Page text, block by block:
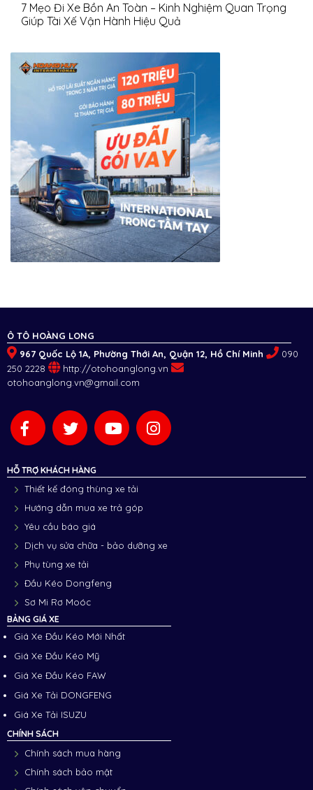
7 Mẹo Đi Xe Bồn An Toàn – Kinh Nghiệm Quan Trọng
Giúp Tài Xế Vận Hành Hiệu Quả
Ô TÔ HOÀNG LONG
967 Quốc Lộ 1A, Phường Thới An, Quận 12, Hồ Chí Minh
090
250 2228
http://otohoanglong.vn
otohoanglong.vn@gmail.com
HỖ TRỢ KHÁCH HÀNG
Thiết kế đóng thùng xe tải
Hướng dẫn mua xe trả góp
Yêu cầu báo giá
Dịch vụ sửa chữa - bảo dưỡng xe
Phụ tùng xe tải
Đầu Kéo Dongfeng
Sơ Mi Rơ Moóc
BẢNG GIÁ XE
Giá Xe Đầu Kéo Mới Nhất
Giá Xe Đầu Kéo Mỹ
Giá Xe Đầu Kéo FAW
Giá Xe Tải DONGFENG
Giá Xe Tải ISUZU
CHÍNH SÁCH
Chính sách mua hàng
Chính sách bảo mật